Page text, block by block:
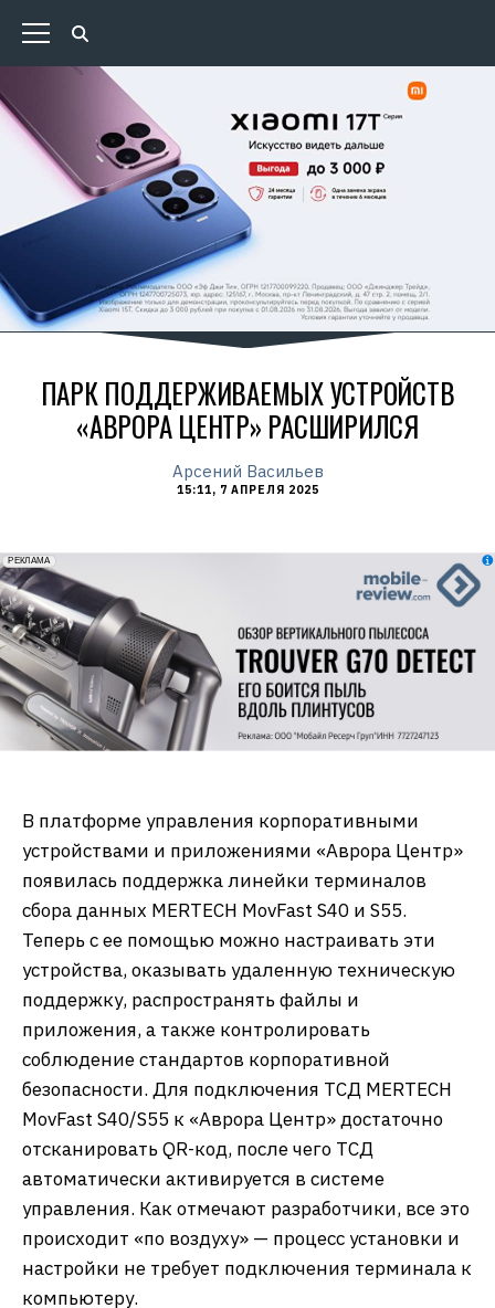
ПАРК ПОДДЕРЖИВАЕМЫХ УСТРОЙСТВ
«АВРОРА ЦЕНТР» РАСШИРИЛСЯ
Арсений Васильев
15:11, 7 АПРЕЛЯ 2025
erid: 2VfnxxmNzs5
РЕКЛАМА
В платформе управления корпоративными
устройствами и приложениями «Аврора Центр»
появилась поддержка линейки терминалов
сбора данных MERTECH MovFast S40 и S55.
Теперь с ее помощью можно настраивать эти
устройства, оказывать удаленную техническую
поддержку, распространять файлы и
приложения, а также контролировать
соблюдение стандартов корпоративной
безопасности. Для подключения ТСД MERTECH
MovFast S40/S55 к «Аврора Центр» достаточно
отсканировать QR-код, после чего ТСД
автоматически активируется в системе
управления. Как отмечают разработчики, все это
происходит «по воздуху» — процесс установки и
настройки не требует подключения терминала к
компьютеру.